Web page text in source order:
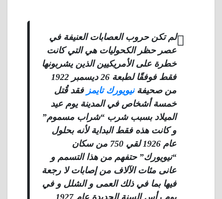
لم تكن حروب العصابات العنيفة في
عصر حظر الكحوليات هي التي كانت
خطرة على الأمريكيين الذين يشربونها
فقط فوفقًا لطبعة 26 ديسمبر 1922
من صحيفةنيويورك تايمز فقد قُتل
خمسة أشخاص في المدينة يوم عيد
الميلاد بسبب شرب “شراب مسموم”
و كانت هذه فقط البداية لأنه بحلول
عام 1926 لقي 750 من سكان
“نيويورك” حتفهم من هذا التسمم و
عانى مئات الآلاف من إصابات لا رجعة
فيها بما في ذلك العمى و الشلل و في
يوم رأس السنة الجديدة عام 1927